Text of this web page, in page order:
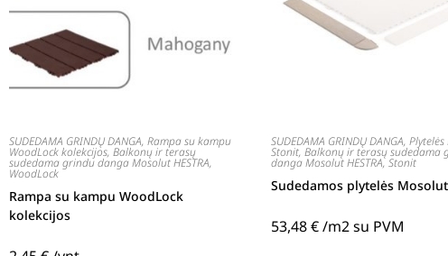
SUDEDAMA GRINDŲ DANGA, Rampa su kampu
WoodLock kolekcijos, Balkonų ir terasų
sudedama grindu danga Mosolut HESTRA,
WoodLock
Rampa su kampu WoodLock
kolekcijos
SUDEDAMA GRINDŲ DANGA,
Stonit, Balkonų ir terasų sudedama
danga Mosolut HESTRA,Stonit
Sudedamos plytelės
53,48€/m2 su PVM